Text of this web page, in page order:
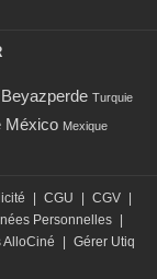
Beyazperde Turquie
México Mexique
CGU CGV
Personnelles
AlloCiné
Gérer Utiq